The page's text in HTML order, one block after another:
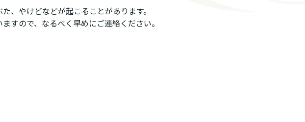
、やけどなどが起こることがあります。
すので、なるべく早めにご連絡ください。